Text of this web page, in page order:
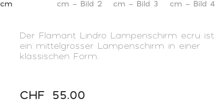
Der Flamant Lindro Lampenschirm ecru ist
ein mittelgrosser Lampenschirm in einer
klassischen Form.
CHF 55.00